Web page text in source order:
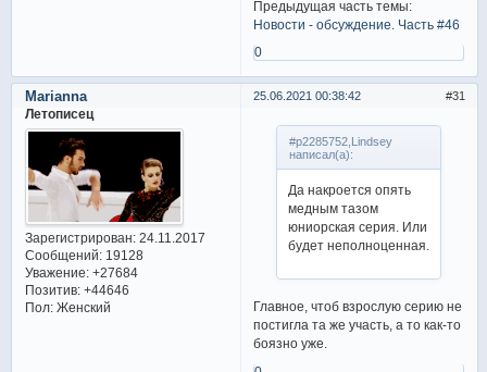
Предыдущая часть темы:
Новости - обсуждение. Часть #46
0
31
25.06.2021 00:38:42
Marianna
Летописец
Зарегистрирован: 24.11.2017
Сообщений:19128
Уважение: +27684
Позитив: +44646
Пол:Женский
#p2285752,Lindsey
написал(а):
Да накроется опять
медным тазом
юниорская серия. Или
будет неполноценная.
Главное, чтоб взрослую серию не
постигла та же участь, а то как-то
боязно уже.